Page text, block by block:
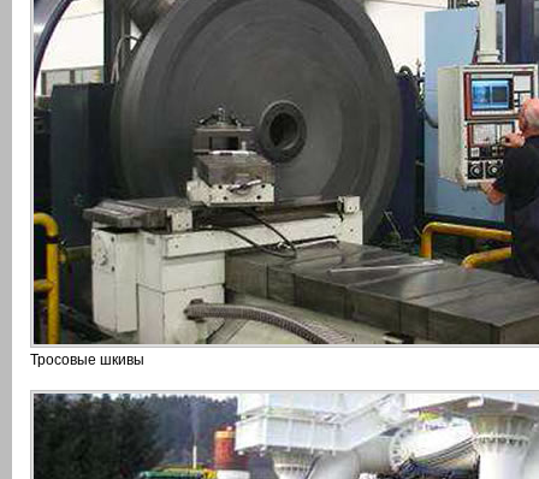
Тросовые шкивы